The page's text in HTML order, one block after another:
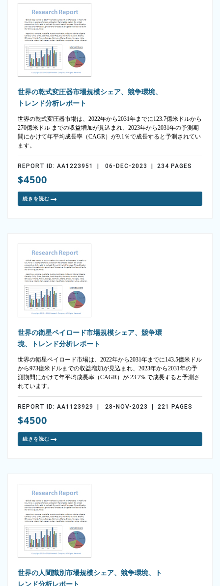
世界の乾式変圧器市場規模シェア、競争環境、
トレンド分析レポート
世界の乾式変圧器市場は、2022年から2031年までに123.7億米ドルから
270億米ドル までの収益増加が見込まれ、2023年から2031年の予測期
間にかけて年平均成長率（CAGR）が9.1％で成長すると予測されてい
ます。
REPORT ID: AA1223951 | 06-DEC-2023 | 234 PAGES
$4500
続きを読む
世界の衛星ペイロード市場規模シェア、競争環
境、トレンド分析レポート
世界の衛星ペイロード市場は、2022年から2031年までに143.5億米ドル
から973億米ドルまでの収益増加が見込まれ、2023年から2031年の予
測期間にかけて年平均成長率（CAGR）が 23.7% で成長すると予測さ
れています。
REPORT ID: AA1123929 | 28-NOV-2023 | 221 PAGES
$4500
続きを読む
世界の人間識別市場規模シェア、競争環境、ト
レンド分析レポート